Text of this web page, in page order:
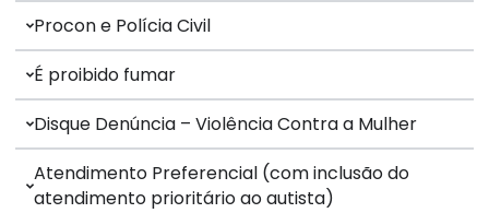
Procon e Polícia Civil
É proibido fumar
Disque Denúncia – Violência Contra a Mulher
Atendimento Preferencial (com inclusão do
atendimento prioritário ao autista)